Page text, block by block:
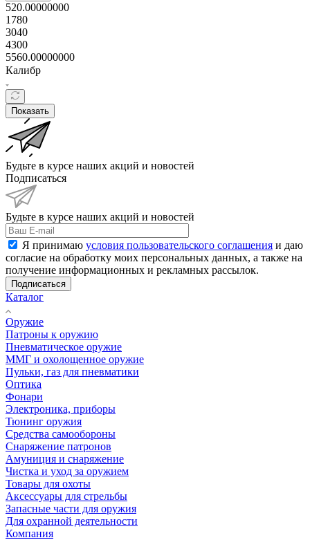
520.00000000
1780
3040
4300
5560.00000000
Калибр
Показать
Будьте в курсе наших акций и новостей
Подписаться
Будьте в курсе наших акций и новостей
Я принимаю условия пользовательского соглашения и даю
согласие на обработку моих персональных данных, а также на
получение информационных и рекламных рассылок.
Подписаться
Каталог
Оружие
Патроны к оружию
Пневматическое оружие
ММГ и охолощенное оружие
Пульки, газ для пневматики
Оптика
Фонари
Электроника, приборы
Тюнинг оружия
Средства самообороны
Снаряжение патронов
Амуниция и снаряжение
Чистка и уход за оружием
Товары для охоты
Аксессуары для стрельбы
Запасные части для оружия
Для охранной деятельности
Компания